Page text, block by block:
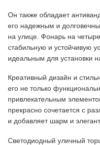
Он также обладает
его надежным и
на улице. Фонарь на
стабильную и устойчивую
идеальным для установки
Креативный дизайн и
его не только
привлекательным
прекрасно сочетается с
и добавляет шарм и
Светодиодный уличный